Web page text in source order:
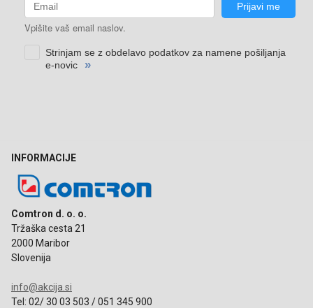
INFORMACIJE
Comtron d. o. o.
Tržaška cesta 21
2000 Maribor
Slovenija
info@akcija.si
Tel: 02/ 30 03 503 / 051 345 900